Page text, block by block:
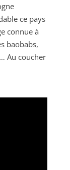
ce pays
connue à
baobabs,
Au coucher